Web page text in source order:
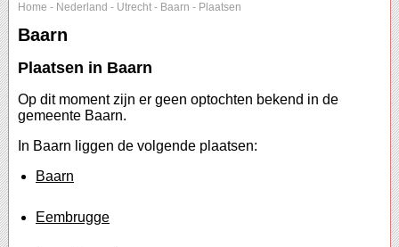
Home - Nederland - Utrecht - Baarn - Plaatsen
Baarn
Plaatsen in Baarn
Op dit moment zijn er geen optochten bekend in de
gemeente Baarn.
In Baarn liggen de volgende plaatsen:
Baarn
Eembrugge